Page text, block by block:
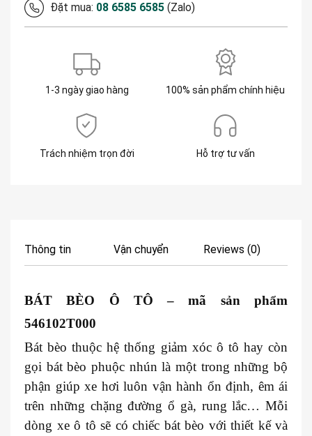
Đặt mua: 08 6585 6585 (Zalo)
1-3 ngày giao hàng 100% sản phẩm chính hiệu
Trách nhiệm trọn đời Hỗ trợ tư vấn
Thông tin Vận chuyển Reviews (0)
BÁT BÈO Ô TÔ– mã sản phẩm
546102T000
Bát bèo thuộc hệ thống giảm xóc ô tô hay còn
gọi bát bèo phuộc nhún là một trong những bộ
phận giúp xe hơi luôn vận hành ổn định, êm ái
trên những chặng đường ổ gà, rung lắc… Mỗi
dòng xe ô tô sẽ có chiếc bát bèo với thiết kế và